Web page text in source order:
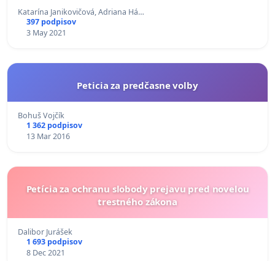
rodiča
Katarína Janikovičová, Adriana Há…
397 podpisov
3 May 2021
Peticia za predčasne volby
Bohuš Vojčík
1 362 podpisov
13 Mar 2016
Petícia za ochranu slobody prejavu pred novelou
trestného zákona
Dalibor Jurášek
1 693 podpisov
8 Dec 2021